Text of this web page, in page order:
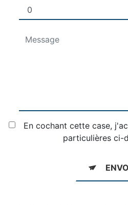
En cochant cette case,
particulières ci-